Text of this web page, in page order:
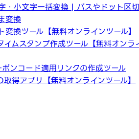
・小文字一括変換 | パスやドット区切
変換
変換ツール【無料オンラインツール】
ムスタンプ作成ツール【無料オンラ
ンコード適用リンクの作成ツール
得アプリ【無料オンラインツール】